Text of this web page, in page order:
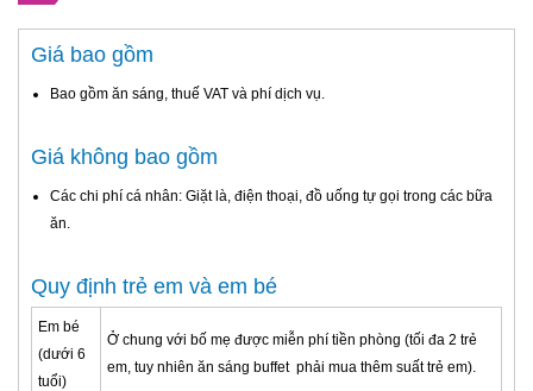
Giá bao gồm
Bao gồm ăn sáng, thuế VAT và phí dịch vụ.
Giá không bao gồm
Các chi phí cá nhân: Giặt là, điện thoại, đồ uống tự gọi trong các bữa
ăn.
Quy định trẻ em và em bé
Em bé
(dưới 6
tuổi)
Ở chung với bố mẹ được miễn phí tiền phòng (tối đa 2 trẻ
em, tuy nhiên ăn sáng buffet phải mua thêm suất trẻ em).